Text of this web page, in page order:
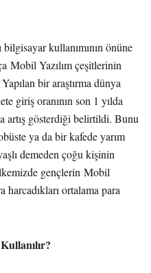
kullanımının önüne
Mobil Yazılım çeşitlerinin
bir araştırma dünya
giriş oranının son 1 yılda
artış gösterdiği belirtildi. Bunu
ya da bir kafede yarım
demeden çoğu kişinin
gençlerin Mobil
harcadıkları ortalama para